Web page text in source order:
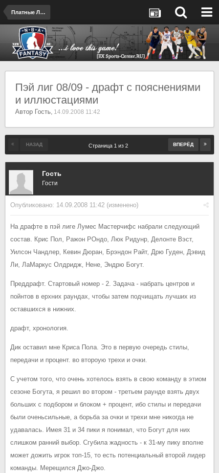
Платные Лиги
Пэй лиг 08/09 - драфт с пояснениями
и иллюстациями
Автор Гость, 14.09.2008 11:42
НАЗАД ВПЕРЁД
Страница 1 из 2
Гость
Гости
Опубликовано: 14.09.2008 11:42 (изменено)
На драфте в пэй лиге Лумес Мастерчифс набрали следующий
состав. Крис Пол, Ражон РОндо, Люк Ридунр, Делонте Вэст,
Уилсон Чандлер, Кевин Дюран, Брэндон Райт, Дрю Гуден, Дэвид
Ли, ЛаМаркус Олдридж, Нене, Эндрю Богут.
Преддрафт. Стартовый номер - 2. Задача - набрать центров и
пойнтов в ерхних раундах, чтобы затем подчищать лучших из
оставшихся в нижних.
драфт, хронология.
Дик оставил мне Криса Пола. Это в первую очередь стилы,
передачи и процент. во второую трехи и очки.
С учетом того, что очень хотелось взять в свою команду в этиом
сезоне Богута, я решил во втором - третьем раунде взять двух
больших с подбором и блоком + процент, ибо стилы и передачи
были оченьсильные, а борьба за очки и трехи мне никогда не
удавалась. Имея 31 и 34 пики я понимал, что Богут для них
слишком ранний выбор. Сгубила жадность - к 31-му пику вполне
может дожить игрок топ-15, то есть потенциальный второй лидер
команды. Мерещился Джо-Джо.